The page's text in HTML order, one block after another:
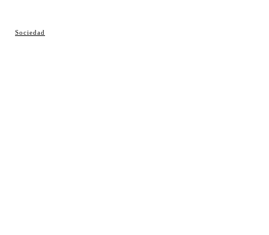
Sociedad